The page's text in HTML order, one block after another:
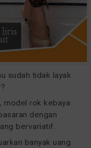
sudah tidak layak
model rok kebaya
dengan
bervariatif.
banyak uang